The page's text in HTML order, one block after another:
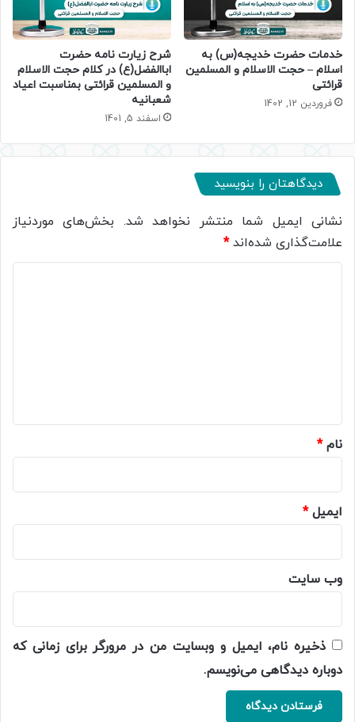
خدمات حضرت خدیجه(س) به
اسلام – حجت الاسلام و المسلمین
قرائتی
فروردین 12, 1402
شرح زیارت نامه حضرت
اباالفضل(ع) در کلام حجت الاسلام
و المسلمین قرائتی بمناسبت اعیاد
شعبانیه
اسفند 5, 1401
دیدگاهتان را بنویسید
نشانی ایمیل شما منتشر نخواهد شد. بخش‌های موردنیاز
علامت‌گذاری شده‌اند*
نام*
ایمیل*
وب‌ سایت
ذخیره نام، ایمیل و وبسایت من در مرورگر برای زمانی که
دوباره دیدگاهی می‌نویسم.